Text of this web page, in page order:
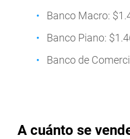
Banco Macro:
Banco Piano:
Banco de
A cuánto se